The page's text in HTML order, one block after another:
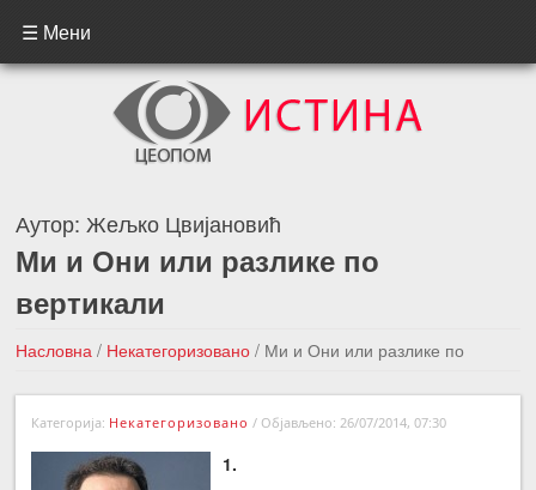
☰ Мени
Аутор: Жељко Цвијановић
Ми и Они или разлике по
вертикали
Насловна / Некатегоризовано / Ми и Они или разлике по
вертикали
←Претходна вест
Следећа вест →
Категорија: Некатегоризовано / Објављено: 26/07/2014, 07:30
1.